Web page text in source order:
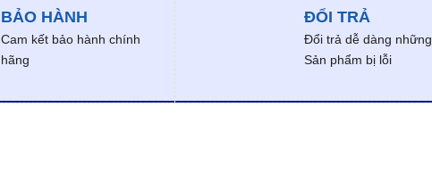
BẢO HÀNH
Cam kết bảo hành chính
hãng
ĐỔI TRẢ
Đổi trả dễ dàng những
Sản phẩm bị lỗi